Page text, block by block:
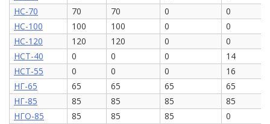
НС-70
70 70 0
0
НС-100
100 100 0
0
НС-120
120 120 0
0
НСТ-40
0 0 0
14
НСТ-55
0 0 0
16
НГ-65
65 65 65
65
НГ-85
85 85 85
85
НГО-85
85 85 85
0